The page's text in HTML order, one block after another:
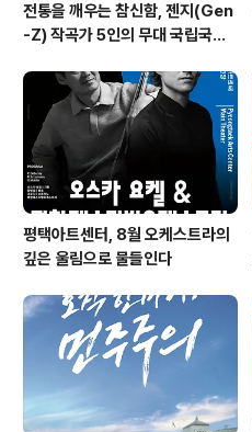
전통을 깨우는 참신함, 젠지(Gen
-Z) 작곡가 5인의 무대 국립국악
트'
평택아트센터, 8월 오케스트라의
깊은 울림으로 물들인다